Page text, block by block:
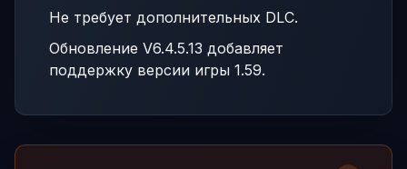
Не требует дополнительных DLC.
Обновление V6.4.5.13 добавляет
поддержку версии игры 1.59.